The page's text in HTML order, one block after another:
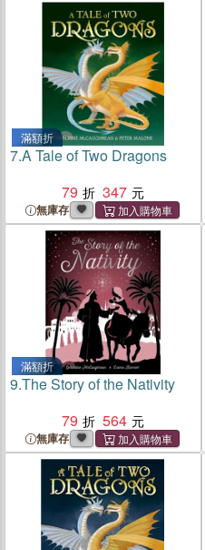
滿額折
7.A Tale of Two Dragons
79
347
無庫存
滿額折
9.The Story of the Nativity
79
564
無庫存